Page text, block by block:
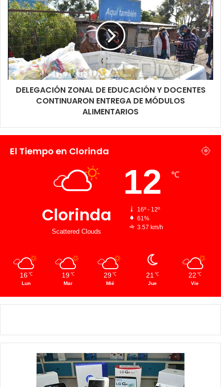
los pequeños productores del barrio Porteño norte y Sur y que
eso llegue nuevamente a sus vecinos.
DELEGACIÓN ZONAL DE EDUCACIÓN Y DOCENTES
CONTINUARON ENTREGA DE MÓDULOS
ALIMENTARIOS
El Tiempo en Clorinda
Clorinda
Scattered Clouds
12 ℃
16º - 12º
61%
3.57 km/h
16 ℃
Lun
19 ℃
Mar
29 ℃
Mié
21 ℃
Jue
22 ℃
Vie